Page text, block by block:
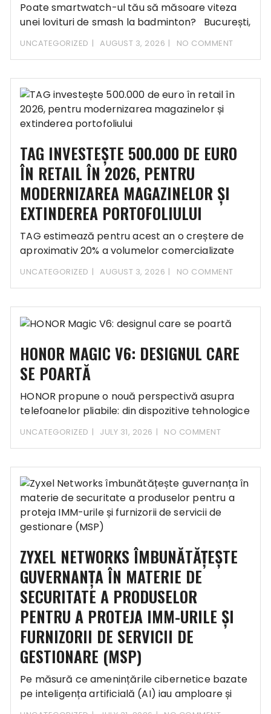
Poate smartwatch-ul tău să măsoare viteza
unei lovituri de smash la badminton? București,
UNCATEGORIZED AUGUST 3, 2026 NO COMMENT
TAG INVESTEȘTE 500.000 DE EURO
ÎN RETAIL ÎN 2026, PENTRU
MODERNIZAREA MAGAZINELOR ȘI
EXTINDEREA PORTOFOLIULUI
TAG estimează pentru acest an o creștere de
aproximativ 20% a volumelor comercializate
UNCATEGORIZED AUGUST 3, 2026 NO COMMENT
HONOR MAGIC V6: DESIGNUL CARE
SE POARTĂ
HONOR propune o nouă perspectivă asupra
telefoanelor pliabile: din dispozitive tehnologice
în accesorii de stil
UNCATEGORIZED JULY 31, 2026 NO COMMENT
ZYXEL NETWORKS ÎMBUNĂTĂȚEȘTE
GUVERNANȚA ÎN MATERIE DE
SECURITATE A PRODUSELOR
PENTRU A PROTEJA IMM-URILE ȘI
FURNIZORII DE SERVICII DE
GESTIONARE (MSP)
Pe măsură ce amenințările cibernetice bazate
pe inteligența artificială (AI) iau amploare și
reglementările privind